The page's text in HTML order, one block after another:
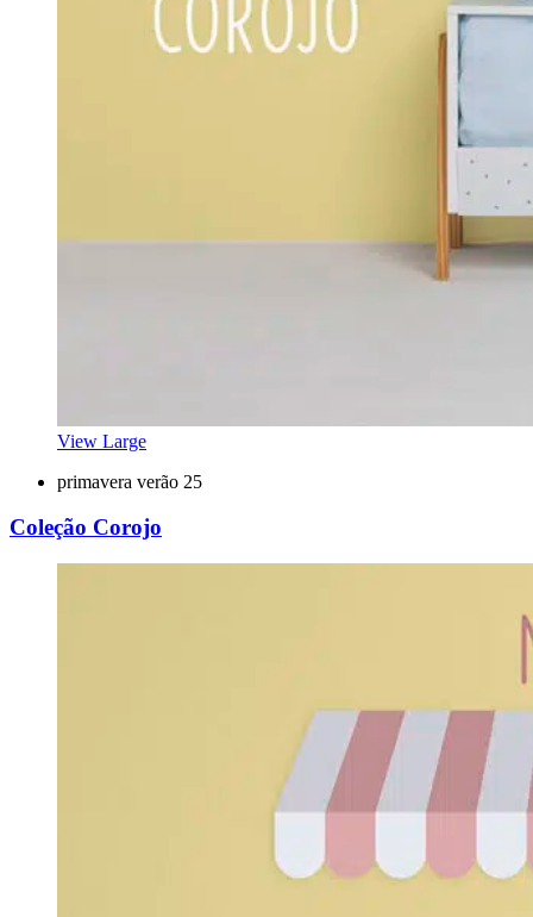
View Large
primavera verão 25
Coleção Corojo